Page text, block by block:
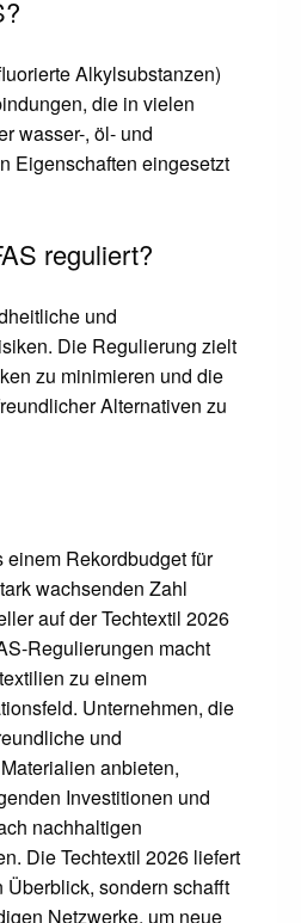
Alkylsubstanzen)
die in vielen
wasser-, öl- und
Eigenschaften eingesetzt
reguliert?
und
Die Regulierung zielt
zu minimieren und die
Alternativen zu
Rekordbudget für
wachsenden Zahl
auf der Techtextil 2026
Regulierungen macht
zu einem
Unternehmen, die
und
anbieten,
Investitionen und
nachhaltigen
Die Techtextil 2026 liefert
sondern schafft
Netzwerke, um neue